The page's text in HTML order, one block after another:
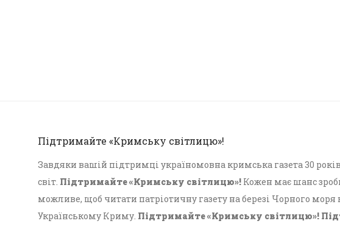
Підтримайте «Кримську світлицю»!
Завдяки вашій підтримці україномовна кримська газета 30
світ. Підтримайте «Кримську світлицю»! Кожен має шанс
можливе, щоб читати патріотичну газету на березі Чорного моря
Українському Криму. Підтримайте «Кримську світлицю»!